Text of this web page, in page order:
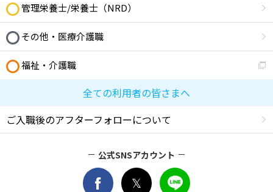
管理栄養士/栄養士（NRD）
その他・医療介護職
福祉・介護職
全ての利用者の皆さまへ
ご入職後のアフターフォローについて
公式SNSアカウント